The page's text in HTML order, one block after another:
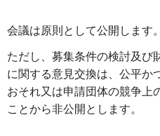
会議は原則として公開します。
ただし、募集条件の検討及び
に関する意見交換は、公平か
おそれ又は申請団体の競争上
ことから非公開とします。